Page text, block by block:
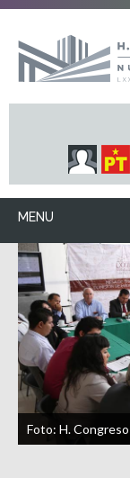
MENU
Foto: H.